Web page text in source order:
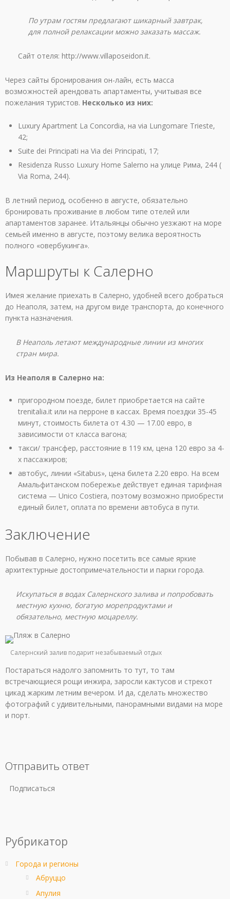
По утрам гостям предлагают шикарный завтрак,
для полной релаксации можно заказать массаж.
Сайт отеля: http://www.villaposeidon.it.
Через сайты бронирования он-лайн, есть масса
возможностей арендовать апартаменты, учитывая все
пожелания туристов. Несколько из них:
Luxury Apartment La Concordia, на via Lungomare Trieste,
42;
Suite dei Principati на Via dei Principati, 17;
Residenza Russo Luxury Home Salerno на улице Рима, 244 (
Via Roma, 244).
В летний период, особенно в августе, обязательно
бронировать проживание в любом типе отелей или
апартаментов заранее. Итальянцы обычно уезжают на море
семьей именно в августе, поэтому велика вероятность
полного «овербукинга».
Маршруты к Салерно
Имея желание приехать в Салерно, удобней всего добраться
до Неаполя, затем, на другом виде транспорта, до конечного
пункта назначения.
В Неаполь летают международные линии из многих
стран мира.
Из Неаполя в Салерно на:
пригородном поезде, билет приобретается на сайте
trenitalia.it или на перроне в кассах. Время поездки 35-45
минут, стоимость билета от 4.30 — 17.00 евро, в
зависимости от класса вагона;
такси/ трансфер, расстояние в 119 км, цена 120 евро за 4-
х пассажиров;
автобус, линии «Sitabus», цена билета 2.20 евро. На всем
Амальфитанском побережье действует единая тарифная
система — Unico Costiera, поэтому возможно приобрести
единый билет, оплата по времени автобуса в пути.
Заключение
Побывав в Салерно, нужно посетить все самые яркие
архитектурные достопримечательности и парки города.
Искупаться в водах Салернского залива и попробовать
местную кухню, богатую морепродуктами и
обязательно, местную моцареллу.
Салернский залив подарит незабываемый отдых
Постараться надолго запомнить то тут, то там
встречающиеся рощи инжира, заросли кактусов и стрекот
цикад жарким летним вечером. И да, сделать множество
фотографий с удивительными, панорамными видами на море
и порт.
Отправить ответ
Подписаться
Рубрикатор
Города и регионы
Абруццо
Апулия